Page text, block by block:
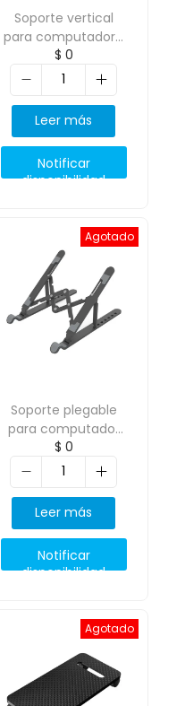
Soporte vertical
para computadora
portatil con
bloqueo por
NPB2-GY
$ 0
Leer más
Notificar
disponibilidad
Agotado
Soporte plegable
para computador
portatil ORICO-PFB-
A2
$ 0
Leer más
Notificar
disponibilidad
Agotado